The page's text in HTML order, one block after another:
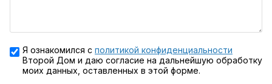
Я ознакомился с политикой конфиденциальности
Второй Дом и даю согласие на дальнейшую обработку
моих данных, оставленных в этой форме.